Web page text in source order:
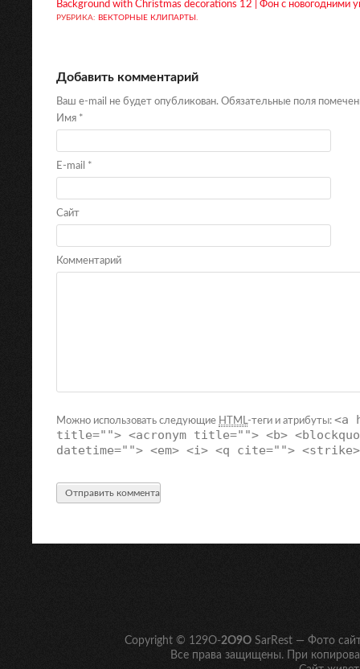
Background with Christmas decorations 12 | Фон с новогодними
РУБРИКА: ВЕКТОРНЫЕ КЛИПАРТЫ .
Добавить комментарий
Ваш e-mail не будет опубликован. Обязательные поля
Имя *
E-mail *
Сайт
Комментарий
Можно использовать следующие HTML-теги и атрибуты: <a
title=""> <acronym title=""> <b>
datetime=""> <em> <i> <q cite="">
Copyright © 129O-2O9O SarRest — Фото
Все права защищены. При